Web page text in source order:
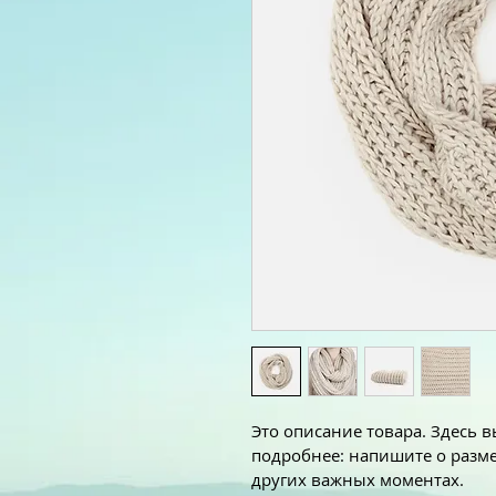
Это описание товара. Здесь
подробнее: напишите о
других важных моментах.